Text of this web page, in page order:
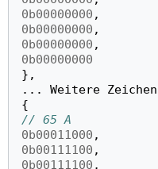
0b00000000 ,
0b00000000 ,
0b00000000 ,
0b00000000
},
...
Weitere Zeichen
{
// 65 A
0b00011000 ,
0b00111100 ,
0b00111100 ,